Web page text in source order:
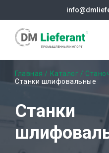
содержанию
Строка
навигации
Главная Каталог
Станки шлифовальные
Станки